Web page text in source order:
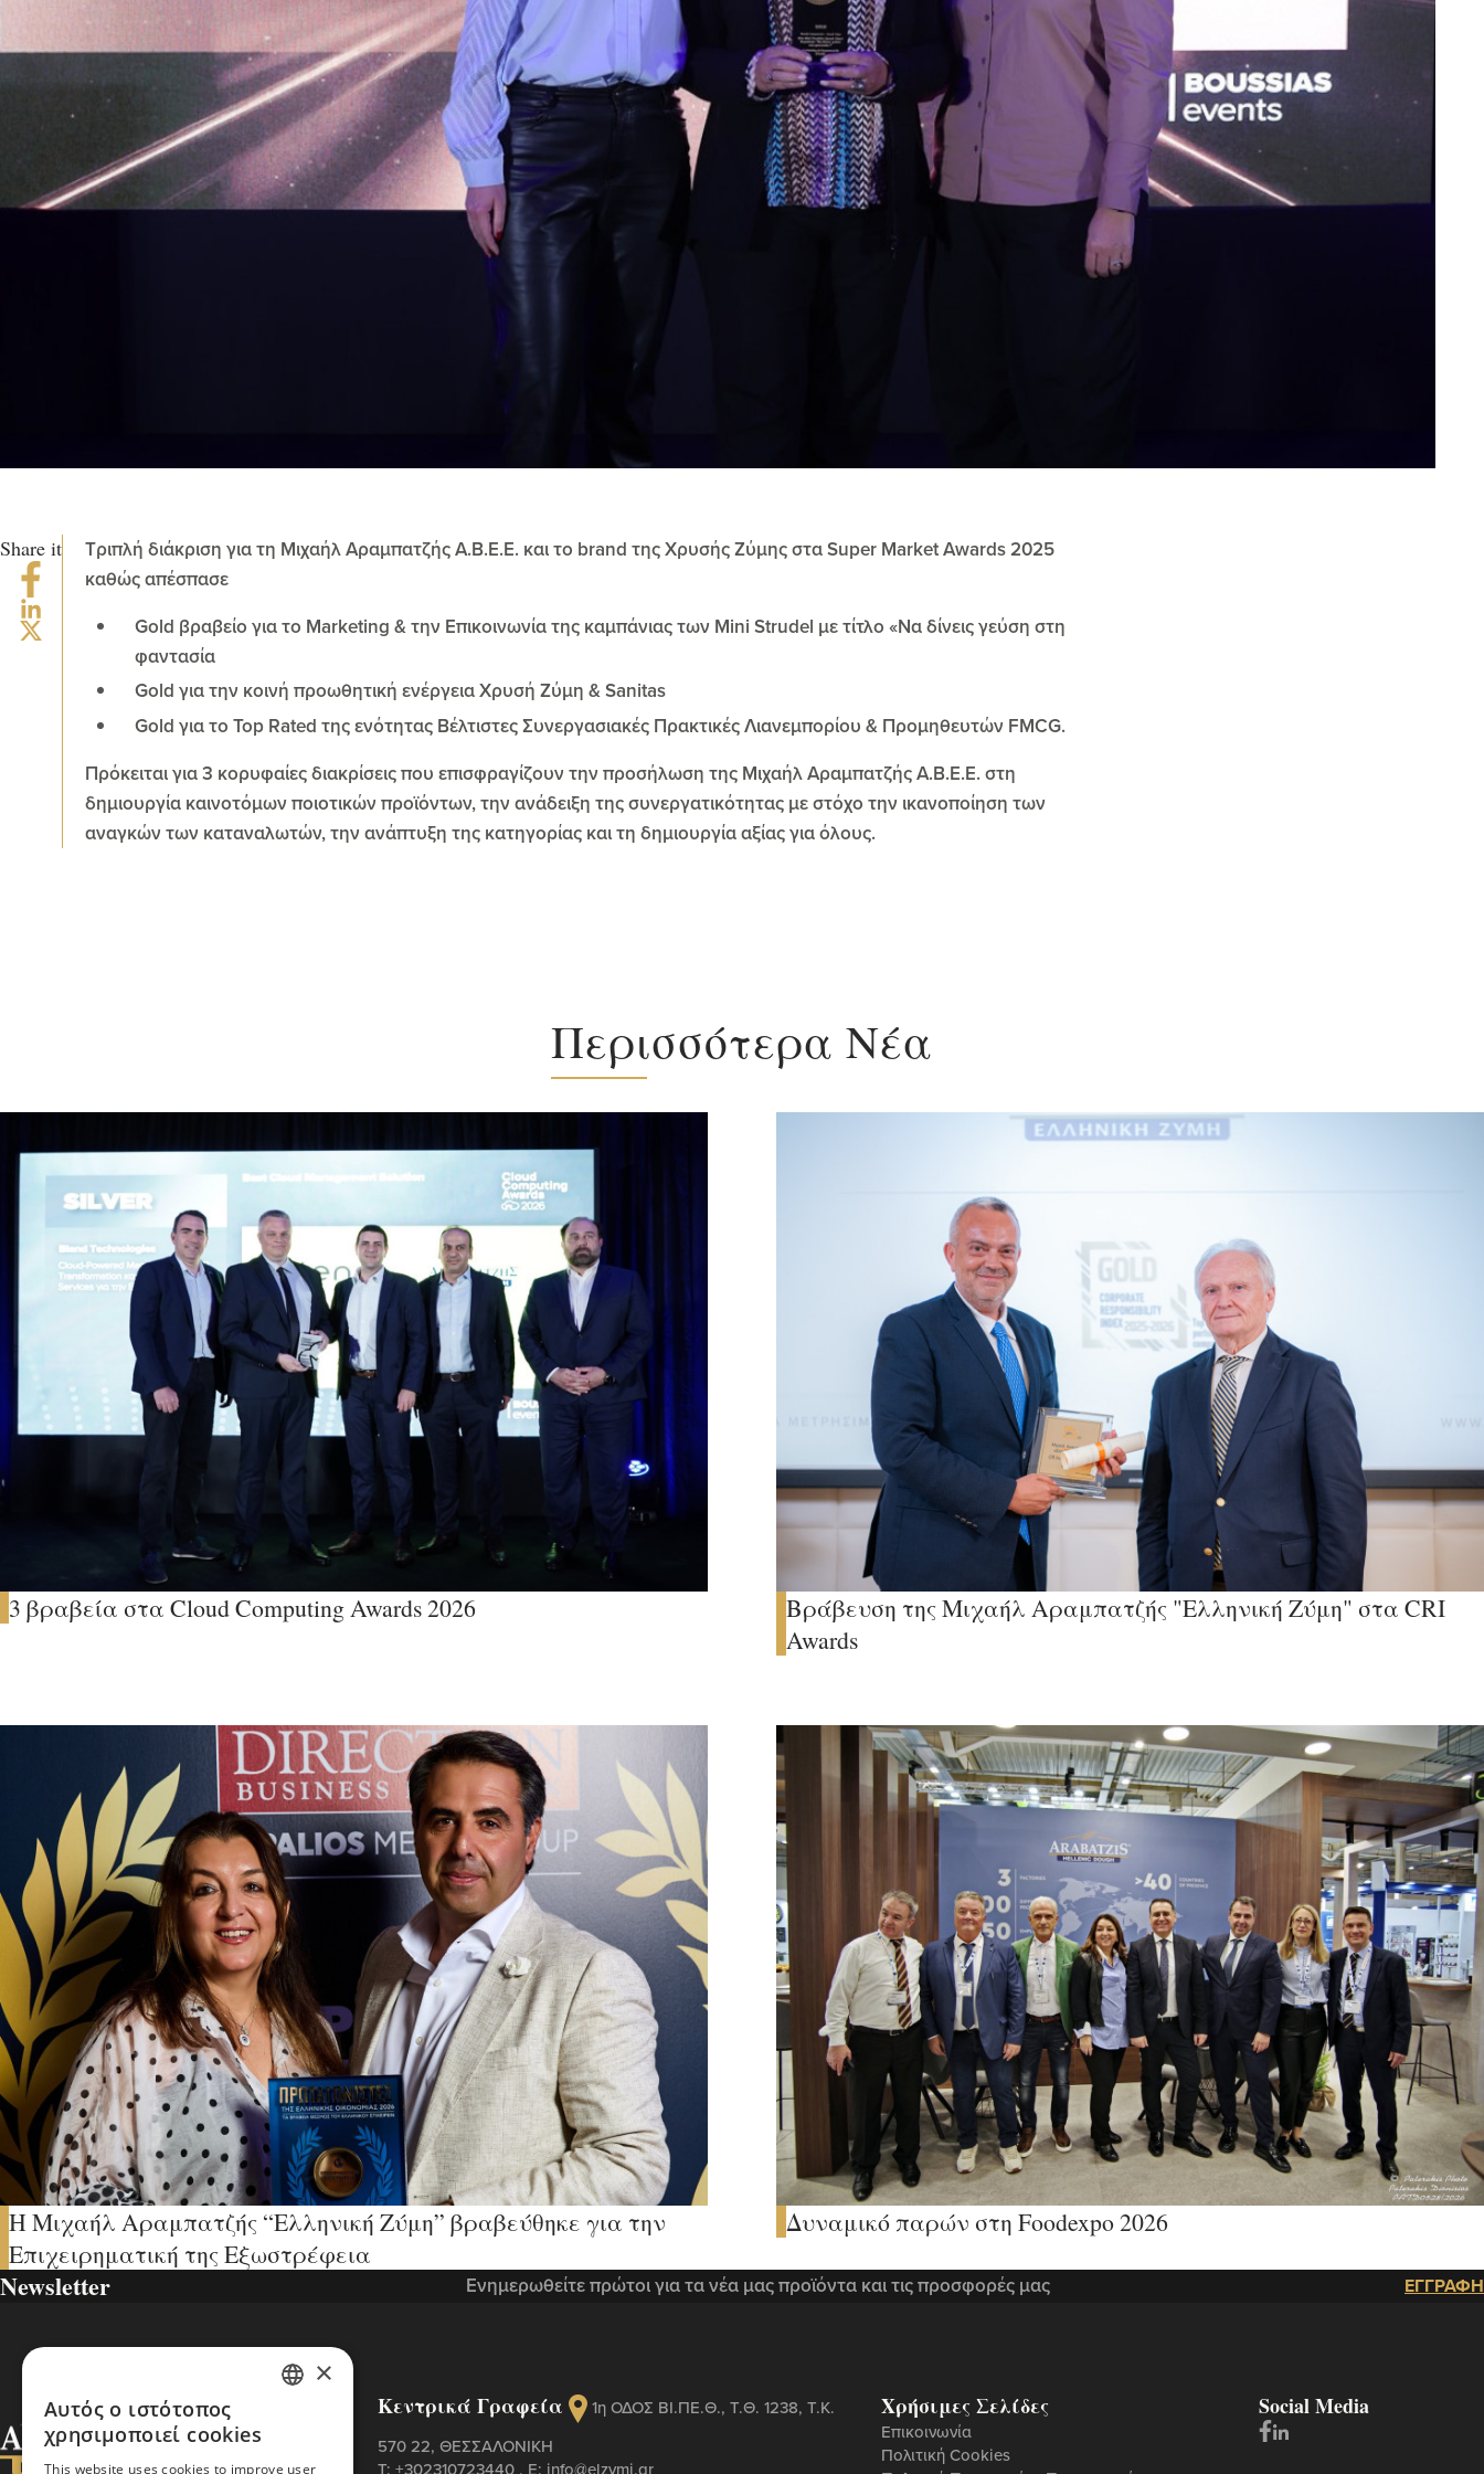
Share it
Τριπλή διάκριση για τη Μιχαήλ Αραμπατζής Α.Β.Ε.Ε. και το brand της Χρυσής Ζύμης στα Super Market Awards 2025
καθώς απέσπασε
Gold βραβείο για το Marketing & την Επικοινωνία της καμπάνιας των Mini Strudel με τίτλο «Να δίνεις γεύση στη
φαντασία
Gold για την κοινή προωθητική ενέργεια Χρυσή Ζύμη & Sanitas
Gold για το Top Rated της ενότητας Βέλτιστες Συνεργασιακές Πρακτικές Λιανεμπορίου & Προμηθευτών FMCG.
Πρόκειται για 3 κορυφαίες διακρίσεις που επισφραγίζουν την προσήλωση της Μιχαήλ Αραμπατζής Α.Β.Ε.Ε. στη
δημιουργία καινοτόμων ποιοτικών προϊόντων, την ανάδειξη της συνεργατικότητας με στόχο την ικανοποίηση των
αναγκών των καταναλωτών, την ανάπτυξη της κατηγορίας και τη δημιουργία αξίας για όλους.
Περισσότερα Νέα
3 βραβεία στα Cloud Computing Awards 2026
Βράβευση της Μιχαήλ Αραμπατζής "Ελληνική Ζύμη" στα CRI
Awards
H Μιχαήλ Αραμπατζής “Ελληνική Ζύμη” βραβεύθηκε για την
Επιχειρηματική της Εξωστρέφεια
Δυναμικό παρών στη Foodexpo 2026
Newsletter Ενημερωθείτε πρώτοι για τα νέα μας προϊόντα και τις προσφορές μας ΕΓΓΡΑΦΗ
Κεντρικά Γραφεία
1η ΟΔΟΣ ΒΙ.ΠΕ.Θ., Τ.Θ. 1238, Τ.Κ.
570 22, ΘΕΣΣΑΛΟΝΙΚΗ
Τ: +302310723440 , Ε: info@elzymi.gr
Χρήσιμες Σελίδες
Επικοινωνία
Πολιτική Cookies
Social Media
×
Αυτός ο ιστότοπος
χρησιμοποιεί cookies
This website uses cookies to improve user